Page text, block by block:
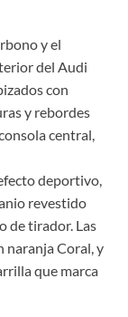
y el
del Audi
con
y rebordes
central,
deportivo,
revestido
de tirador. Las
naranja Coral, y
que marca